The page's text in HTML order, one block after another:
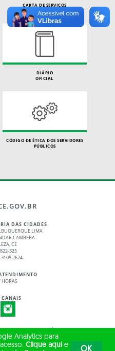
CARTA DE SERVIÇOS
DO CIDADÃO
DIÁRIO
OFICIAL
CÓDIGO DE ÉTICA DOS SERVIDORES
PÚBLICOS
DAS CIDADES
LIMA
CAMBEBA
CE
325
3108.2624
HORAS
CANAIS
DO ESTADO DO CEARÁ
RESERVADOS
Analytics para
Clique aqui e